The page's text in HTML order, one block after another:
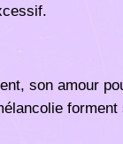
son amour